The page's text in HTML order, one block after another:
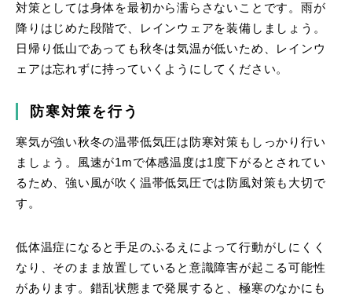
対策としては身体を最初から濡らさないことです。雨が
降りはじめた段階で、レインウェアを装備しましょう。
日帰り低山であっても秋冬は気温が低いため、レインウ
ェアは忘れずに持っていくようにしてください。
防寒対策を行う
寒気が強い秋冬の温帯低気圧は防寒対策もしっかり行い
ましょう。風速が1mで体感温度は1度下がるとされてい
るため、強い風が吹く温帯低気圧では防風対策も大切で
す。
低体温症になると手足のふるえによって行動がしにくく
なり、そのまま放置していると意識障害が起こる可能性
があります。錯乱状態まで発展すると、極寒のなかにも